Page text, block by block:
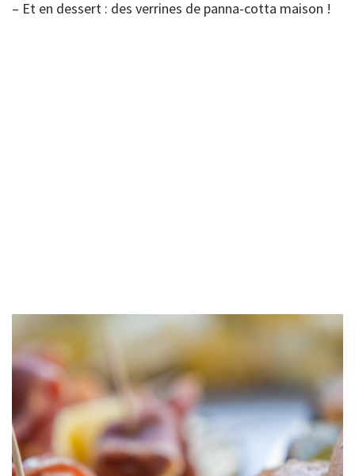
– Et en dessert : des verrines de panna-cotta maison !